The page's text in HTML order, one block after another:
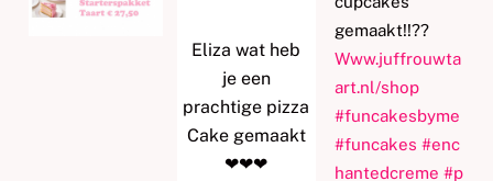
Eliza wat heb
je een
prachtige pizza
Cake gemaakt
❤❤❤
gemaakt!!??
Www.juffrouwta
art.nl/shop
#funcakesbyme
#funcakes #enc
hantedcreme #p